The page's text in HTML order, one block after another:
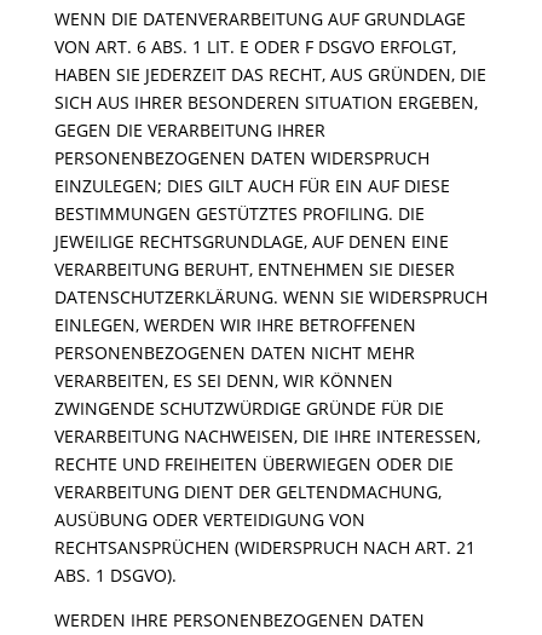
WENN DIE DATENVERARBEITUNG AUF GRUNDLAGE
VON ART. 6 ABS. 1 LIT. E ODER F DSGVO ERFOLGT,
HABEN SIE JEDERZEIT DAS RECHT, AUS GRÜNDEN, DIE
SICH AUS IHRER BESONDEREN SITUATION ERGEBEN,
GEGEN DIE VERARBEITUNG IHRER
PERSONENBEZOGENEN DATEN WIDERSPRUCH
EINZULEGEN; DIES GILT AUCH FÜR EIN AUF DIESE
BESTIMMUNGEN GESTÜTZTES PROFILING. DIE
JEWEILIGE RECHTSGRUNDLAGE, AUF DENEN EINE
VERARBEITUNG BERUHT, ENTNEHMEN SIE DIESER
DATENSCHUTZERKLÄRUNG. WENN SIE WIDERSPRUCH
EINLEGEN, WERDEN WIR IHRE BETROFFENEN
PERSONENBEZOGENEN DATEN NICHT MEHR
VERARBEITEN, ES SEI DENN, WIR KÖNNEN
ZWINGENDE SCHUTZWÜRDIGE GRÜNDE FÜR DIE
VERARBEITUNG NACHWEISEN, DIE IHRE INTERESSEN,
RECHTE UND FREIHEITEN ÜBERWIEGEN ODER DIE
VERARBEITUNG DIENT DER GELTENDMACHUNG,
AUSÜBUNG ODER VERTEIDIGUNG VON
RECHTSANSPRÜCHEN (WIDERSPRUCH NACH ART. 21
ABS. 1 DSGVO).
WERDEN IHRE PERSONENBEZOGENEN DATEN